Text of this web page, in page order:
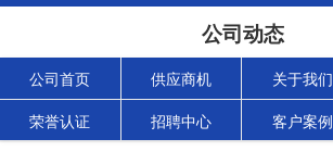
公司动态
公司首页 供应商机 关于我们
荣誉认证 招聘中心 客户案例